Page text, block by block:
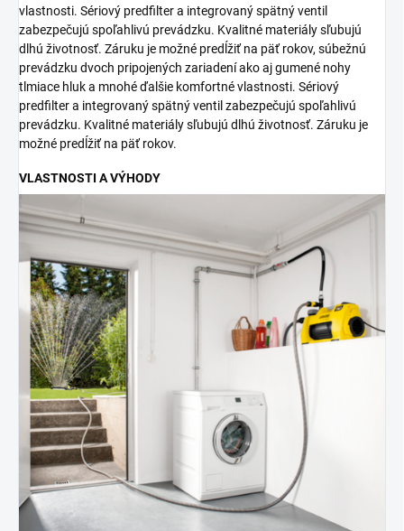
vlastnosti. Sériový predfilter a integrovaný spätný ventil
zabezpečujú spoľahlivú prevádzku. Kvalitné materiály sľubujú
dlhú životnosť. Záruku je možné predĺžiť na päť rokov, súbežnú
prevádzku dvoch pripojených zariadení ako aj gumené nohy
tlmiace hluk a mnohé ďalšie komfortné vlastnosti. Sériový
predfilter a integrovaný spätný ventil zabezpečujú spoľahlivú
prevádzku. Kvalitné materiály sľubujú dlhú životnosť. Záruku je
možné predĺžiť na päť rokov.
VLASTNOSTI A VÝHODY